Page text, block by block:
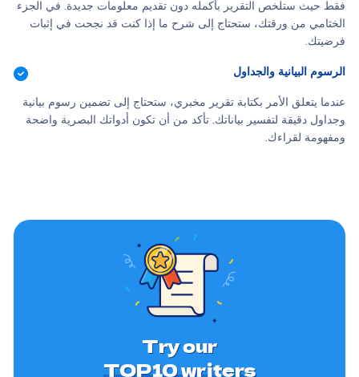
فقط حيث ستلخص التقرير بأكمله دون تقديم معلومات جديدة. في الجزء
الختامي من ورقتك، ستحتاج إلى شرح ما إذا كنت قد نجحت في إثبات
فرضيتك.
الرسوم البيانية والجداول
عندما يتعلق الأمر بكتابة تقرير مخبري، ستحتاج إلى تضمين رسوم بيانية
وجداول دقيقة لتفسير بياناتك. تأكد من أن تكون أدواتك البصرية واضحة
ومفهومة لقراءك.
Try our
TOP10 writers